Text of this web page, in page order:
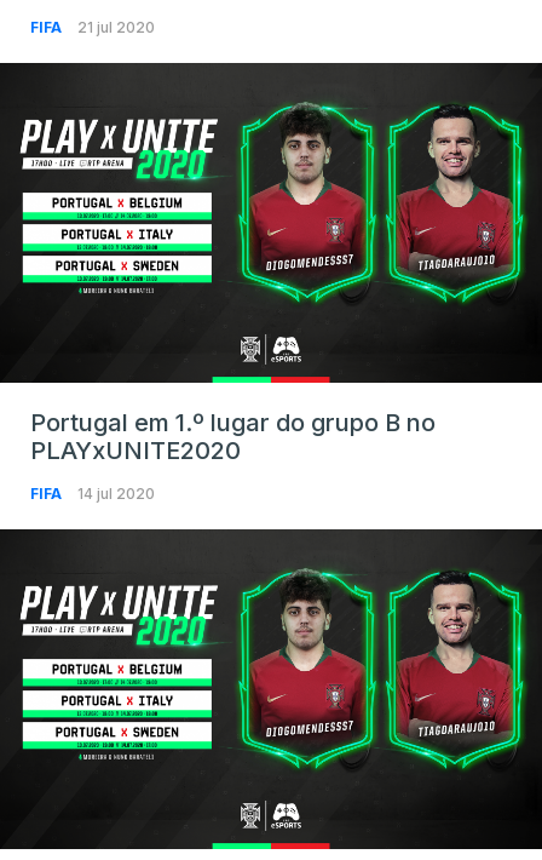
FIFA 21 jul 2020
Portugal em 1.º lugar do grupo B no
PLAYxUNITE2020
FIFA 14 jul 2020